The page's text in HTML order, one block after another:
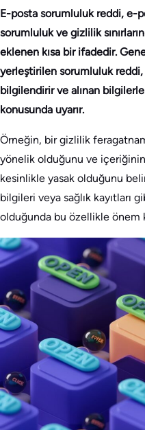
E-posta sorumluluk reddi, e-
sorumluluk ve gizlilik
eklenen kısa bir ifadedir.
yerleştirilen sorumluluk reddi,
bilgilendirir ve alınan
konusunda uyarır.
Örneğin, bir gizlilik
yönelik olduğunu ve içeriğinin
kesinlikle yasak olduğunu
bilgileri veya sağlık kayıtları
olduğunda bu özellikle önem